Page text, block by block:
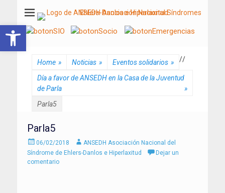
ANSEDH
Asociación Nacional del Síndrome de Ehlers-Danlos e Hiperlaxitud
Home » Noticias » /
Eventos solidarios » /
Día a favor de ANSEDH en la Casa de la Juventud
de Parla
»
Parla5
Parla5
Enviado
el
06/02/2018 AutorANSEDH Asociación Nacional del
Síndrome de Ehlers-Danlos e Hiperlaxitud
Dejar un
comentario
Abrir barra de herramientas